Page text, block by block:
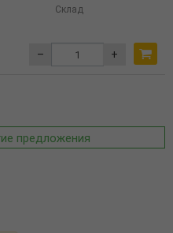
Склад
– +
предложения